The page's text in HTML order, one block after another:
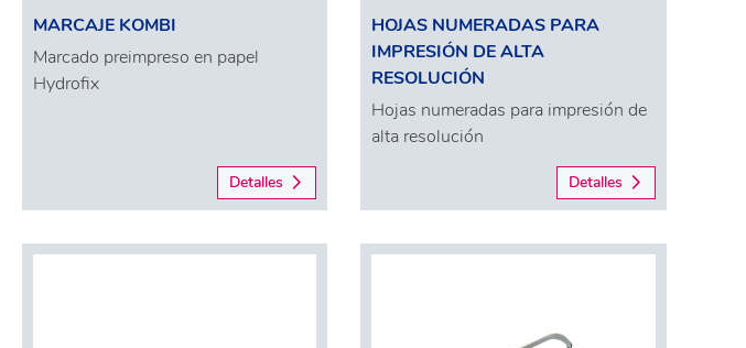
MARCAJE KOMBI
Marcado preimpreso en papel
Hydrofix
Detalles
HOJAS NUMERADAS PARA
IMPRESIÓN DE ALTA
RESOLUCIÓN
Hojas numeradas para impresión de
alta resolución
Detalles